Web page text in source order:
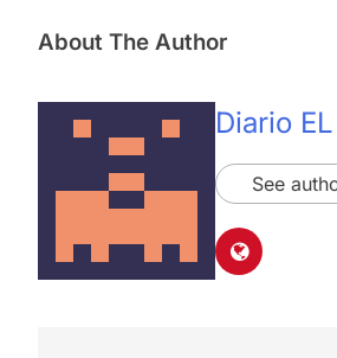
About The Author
Diario
See